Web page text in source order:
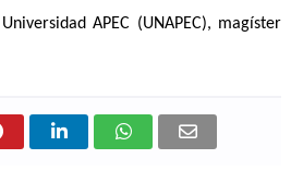
APEC (UNAPEC), magíster